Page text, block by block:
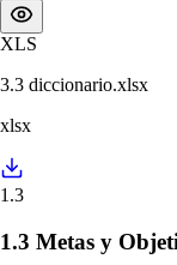
XLS
3.3 diccionario.xlsx
xlsx
1.3
1.3 Metas y